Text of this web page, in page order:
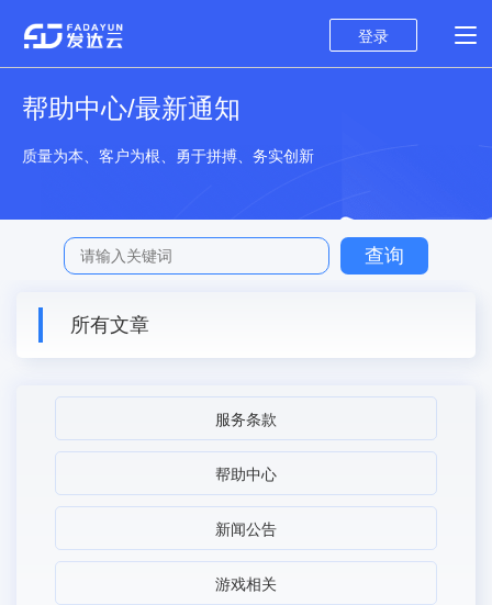
登录
帮助中心/最新通知
质量为本、客户为根、勇于拼搏、务实创新
所有文章
服务条款
帮助中心
新闻公告
游戏相关